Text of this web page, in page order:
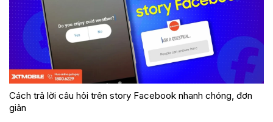
Cách trả lời câu hỏi trên story Facebook nhanh chóng, đơn
giản